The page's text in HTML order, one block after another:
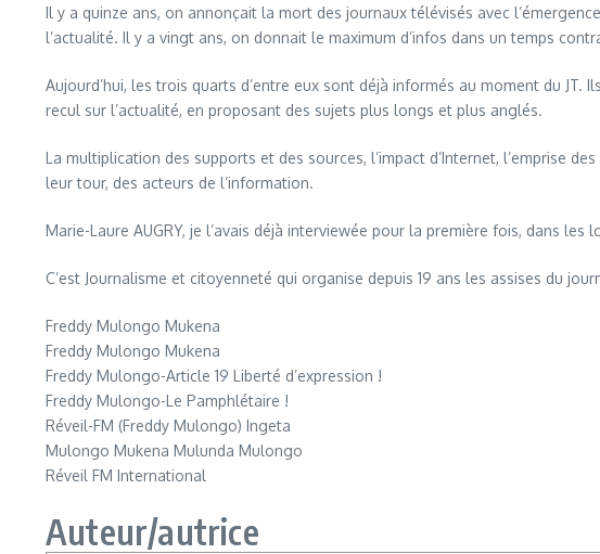
Il y a quinze ans, on annonçait la mort des journaux télévisés avec
l’actualité. Il y a vingt ans, on donnait le maximum d’infos dans un temps
Aujourd’hui, les trois quarts d’entre eux sont déjà informés au moment du
recul sur l’actualité, en proposant des sujets plus longs et plus anglés.
La multiplication des supports et des sources, l’impact d’Internet, l’emprise
leur tour, des acteurs de l’information.
Marie-Laure AUGRY, je l’avais déjà interviewée pour la première fois, dans
C’est Journalisme et citoyenneté qui organise depuis 19 ans les assises du
Freddy Mulongo Mukena
Freddy Mulongo Mukena
Freddy Mulongo-Article 19 Liberté d’expression !
Freddy Mulongo-Le Pamphlétaire !
Réveil-FM (Freddy Mulongo) Ingeta
Mulongo Mukena Mulunda Mulongo
Réveil FM International
Auteur/autrice